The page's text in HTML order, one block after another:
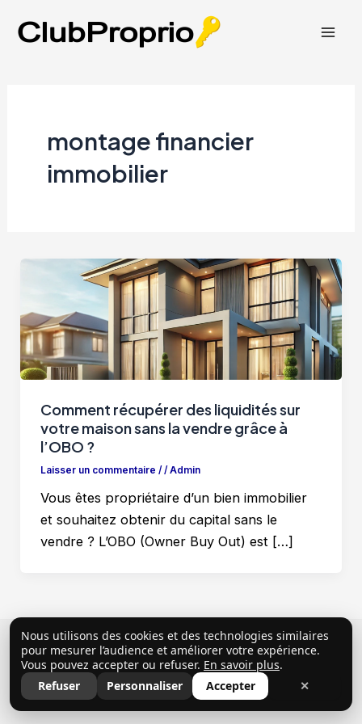
montage financier
immobilier
Comment récupérer des liquidités sur
votre maison sans la vendre grâce à
l’OBO ?
Laisser un commentaire / / Admin
Vous êtes propriétaire d’un bien immobilier
et souhaitez obtenir du capital sans le
vendre ? L’OBO (Owner Buy Out) est […]
Copyright © 2026 ClubProprio |Politique de
confidentialité|Conditions Générales d’Utilisation
Mentions légales
Nous utilisons des cookies et des technologies similaires
pour mesurer l’audience et améliorer votre expérience.
Vous pouvez accepter ou refuser. En savoir plus.
Refuser
Personnaliser Accepter ✕